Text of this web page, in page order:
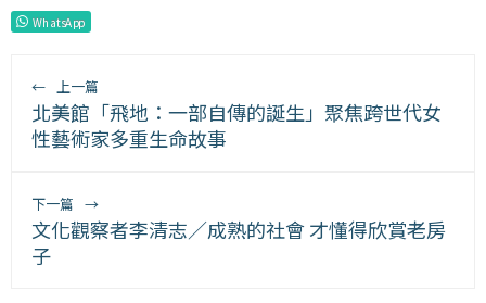
WhatsApp
← 上一篇
北美館「飛地：一部自傳的誕生」聚焦跨世代女
性藝術家多重生命故事
下一篇 →
文化觀察者李清志／成熟的社會 才懂得欣賞老房
子